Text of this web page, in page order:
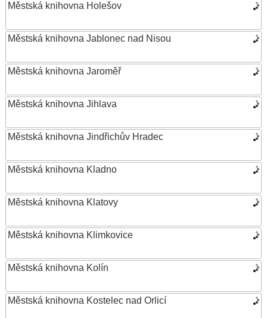
Městská knihovna Holešov
Městská knihovna Jablonec nad Nisou
Městská knihovna Jaroměř
Městská knihovna Jihlava
Městská knihovna Jindřichův Hradec
Městská knihovna Kladno
Městská knihovna Klatovy
Městská knihovna Klimkovice
Městská knihovna Kolín
Městská knihovna Kostelec nad Orlicí